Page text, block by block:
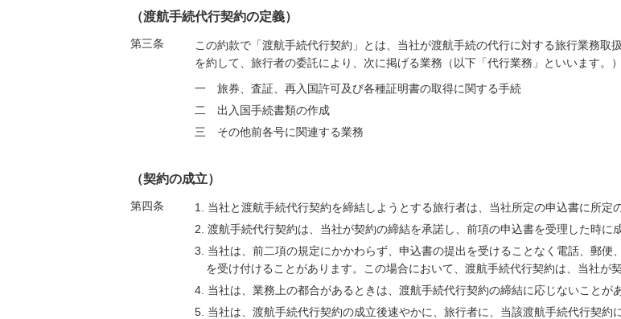
（渡航手続代行契約の定義）
第三条
この約款で「渡航手続代行契約」とは、当社が渡航手続の代行に対する旅行業務取
を約して、旅行者の委託により、次に掲げる業務（以下「代行業務」といいます。
一 旅券、査証、再入国許可及び各種証明書の取得に関する手続
二 出入国手続書類の作成
三 その他前各号に関連する業務
（契約の成立）
第四条
1. 当社と渡航手続代行契約を締結しようとする旅行者は、当社所定の申込書に所定
2. 渡航手続代行契約は、当社が契約の締結を承諾し、前項の申込書を受理した時に
3. 当社は、前二項の規定にかかわらず、申込書の提出を受けることなく電話、郵
を受け付けることがあります。この場合において、渡航手続代行契約は、当社が
4. 当社は、業務上の都合があるときは、渡航手続代行契約の締結に応じないことが
5. 当社は、渡航手続代行契約の成立後速やかに、旅行者に、当該渡航手続代行契